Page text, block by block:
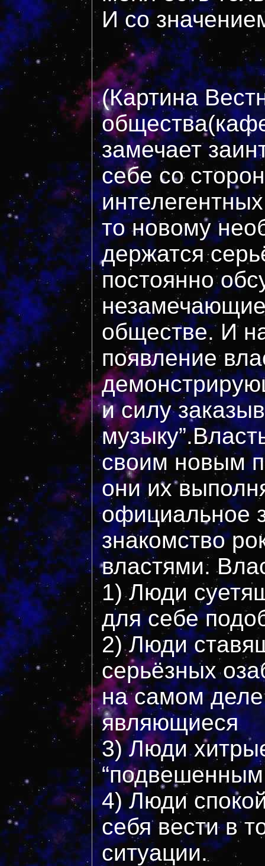
И со
(Картина
замечает
себе со
то новому
держатся
постоянно
обществе. И
появление
и силу
своим новым
они их
официальное
знакомство
властями.
1) Люди
для себе
2) Люди
серьёзных
на самом
являющиеся
3) Люди
4) Люди
себя вести в
ситуации.